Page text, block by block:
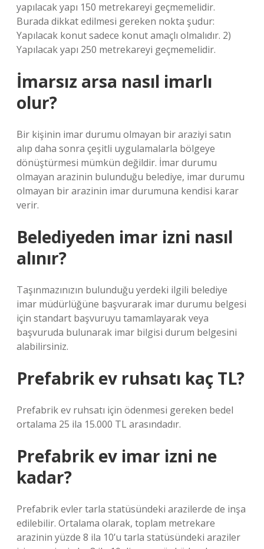
yapılacak yapı 150 metrekareyi geçmemelidir.
Burada dikkat edilmesi gereken nokta şudur:
Yapılacak konut sadece konut amaçlı olmalıdır. 2)
Yapılacak yapı 250 metrekareyi geçmemelidir.
İmarsız arsa nasıl imarlı
olur?
Bir kişinin imar durumu olmayan bir araziyi satın
alıp daha sonra çeşitli uygulamalarla bölgeye
dönüştürmesi mümkün değildir. İmar durumu
olmayan arazinin bulunduğu belediye, imar durumu
olmayan bir arazinin imar durumuna kendisi karar
verir.
Belediyeden imar izni nasıl
alınır?
Taşınmazınızın bulunduğu yerdeki ilgili belediye
imar müdürlüğüne başvurarak imar durumu belgesi
için standart başvuruyu tamamlayarak veya
başvuruda bulunarak imar bilgisi durum belgesini
alabilirsiniz.
Prefabrik ev ruhsatı kaç TL?
Prefabrik ev ruhsatı için ödenmesi gereken bedel
ortalama 25 ila 15.000 TL arasındadır.
Prefabrik ev imar izni ne
kadar?
Prefabrik evler tarla statüsündeki arazilerde de inşa
edilebilir. Ortalama olarak, toplam metrekare
arazinin yüzde 8 ila 10’u tarla statüsündeki araziler